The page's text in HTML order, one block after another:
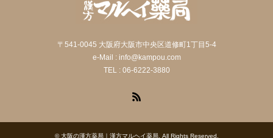
〒541-0045 大阪府大阪市中央区道修町1丁目5-4
e-Mail : info@kampou.com
TEL : 06-6222-3880
©大阪の漢方薬局｜漢方マルヘイ薬局. All Rights Reserved.